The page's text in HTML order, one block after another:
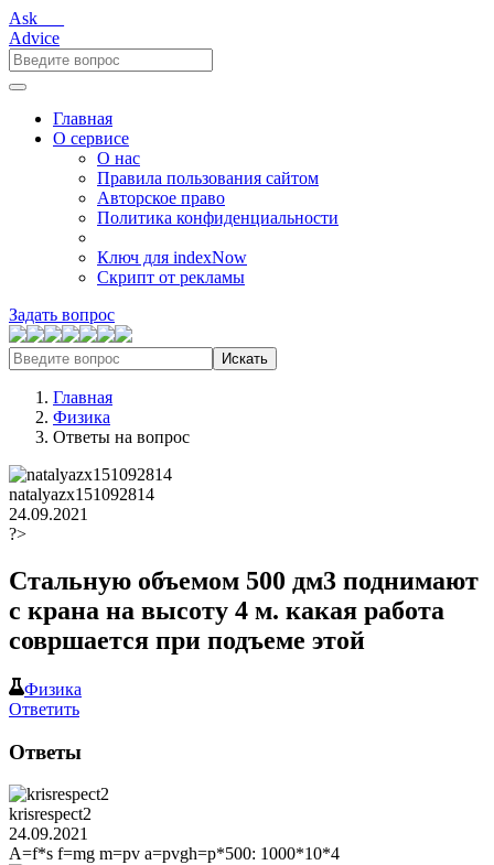
Ask___
Advice
Главная
О сервисе
О нас
Правила пользования сайтом
Авторское право
Политика конфиденциальности
Ключ для indexNow
Скрипт от рекламы
Задать вопрос
Искать
Главная
Физика
Ответы на вопрос
natalyazx151092814
24.09.2021
?>
Стальную объемом 500 дм3 поднимают
с крана на высоту 4 м. какая работа
совршается при подъеме этой
Физика
Ответить
Ответы
krisrespect2
24.09.2021
A=f*s f=mg m=pv a=pvgh=p*500: 1000*10*4